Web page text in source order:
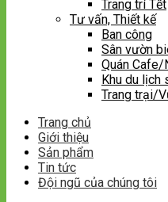
Trang trí Tết
Tư vấn, Thiết kế
Ban công
Sân vườn
Quán Cafe/
Khu du lịch
Trang trại/
Trang chủ
Giới thiệu
Sản phẩm
Tin tức
Đội ngũ của chúng tôi